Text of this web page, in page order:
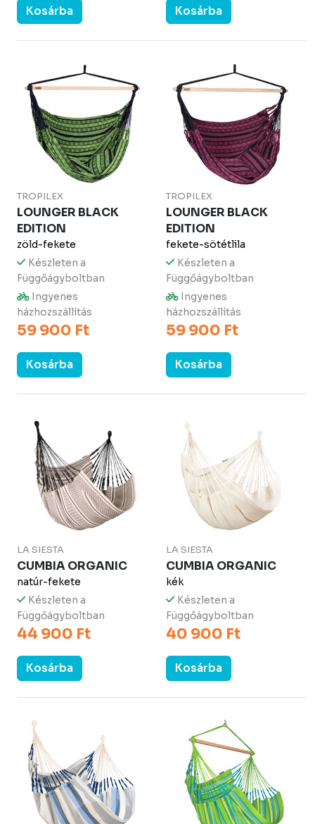
Kosárba Kosárba
TROPILEX
LOUNGER BLACK
EDITION
zöld-fekete
Készleten a
Függőágyboltban
Ingyenes
házhozszállítás
59 900 Ft
Kosárba
TROPILEX
LOUNGER BLACK
EDITION
fekete-sötétlila
Készleten a
Függőágyboltban
Ingyenes
házhozszállítás
59 900 Ft
Kosárba
LA SIESTA
CUMBIA ORGANIC
natúr-fekete
Készleten a
Függőágyboltban
44 900 Ft
Kosárba
LA SIESTA
CUMBIA ORGANIC
kék
Készleten a
Függőágyboltban
40 900 Ft
Kosárba